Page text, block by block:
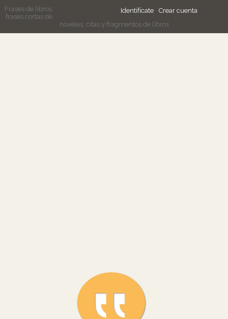
Identifícate Crear cuenta
Frases de libros,
frases cortas de
novelas, citas y fragmentos de libros